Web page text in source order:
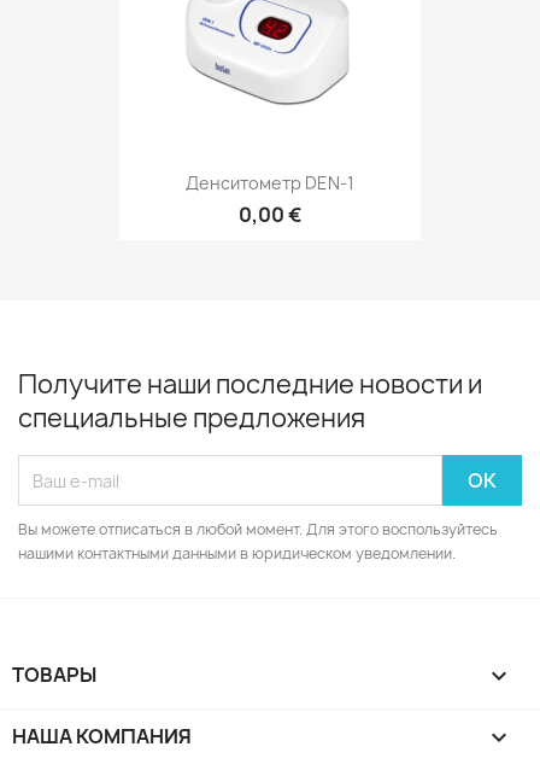
Денситометр DEN-1
0,00 €
Получите наши последние новости и
специальные предложения
Вы можете отписаться в любой момент. Для этого воспользуйтесь
нашими контактными данными в юридическом уведомлении.
ТОВАРЫ 
НАША КОМПАНИЯ 